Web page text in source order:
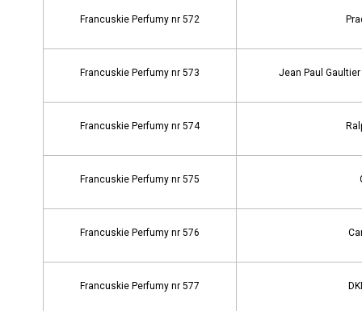
Francuskie Perfumy nr 572
Francuskie Perfumy nr 573 Jean Paul
Francuskie Perfumy nr 574
Francuskie Perfumy nr 575
Francuskie Perfumy nr 576
Francuskie Perfumy nr 577